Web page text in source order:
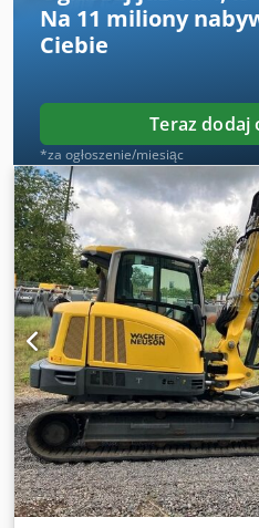
Na 11 miliony
Ciebie
Teraz dodaj
*za ogłoszenie/miesiąc